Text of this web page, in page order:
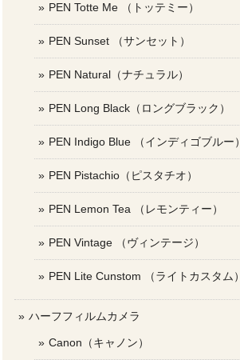
PEN Totte Me （トッテミー）
PEN Sunset （サンセット）
PEN Natural（ナチュラル）
PEN Long Black（ロングブラック）
PEN Indigo Blue （インディゴブルー）
PEN Pistachio（ピスタチオ）
PEN Lemon Tea （レモンティー）
PEN Vintage （ヴィンテージ）
PEN Lite Cunstom （ライトカスタム）
ハーフフィルムカメラ
Canon（キャノン）